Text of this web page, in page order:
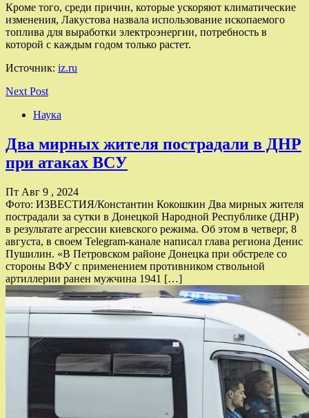
Кроме того, среди причин, которые ускоряют климатические
изменения, Лакустова назвала использование ископаемого
топлива для выработки электроэнергии, потребность в
которой с каждым годом только растет.
Источник: iz.ru
Next Post
Наука
Два мирных жителя пострадали в ДНР
при атаках ВСУ
Пт Авг 9 , 2024
Фото: ИЗВЕСТИЯ/Константин Кокошкин Два мирных жителя
пострадали за сутки в Донецкой Народной Республике (ДНР)
в результате агрессии киевского режима. Об этом в четверг, 8
августа, в своем Telegram-канале написал глава региона Денис
Пушилин. «В Петровском районе Донецка при обстреле со
стороны ВФУ с применением противником ствольной
артиллерии ранен мужчина 1941 […]